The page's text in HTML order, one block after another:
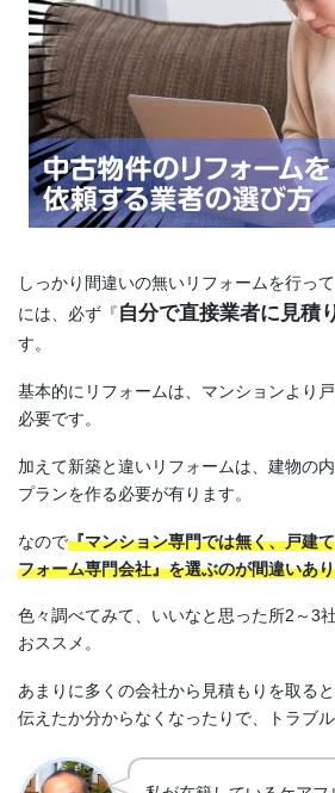
しっかり間違いの無いリフォームを行っ
には、必ず『自分で直接業者に見積
す。
基本的にリフォームは、マンションより
必要です。
加えて新築と違いリフォームは、建物の
プランを作る必要が有ります。
なので『マンション専門では無く、戸建
フォーム専門会社』を選ぶのが間違いあ
色々調べてみて、いいなと思った所2～3
おススメ。
あまりに多くの会社から見積もりを取る
伝えたか分からなくなったりで、トラブル